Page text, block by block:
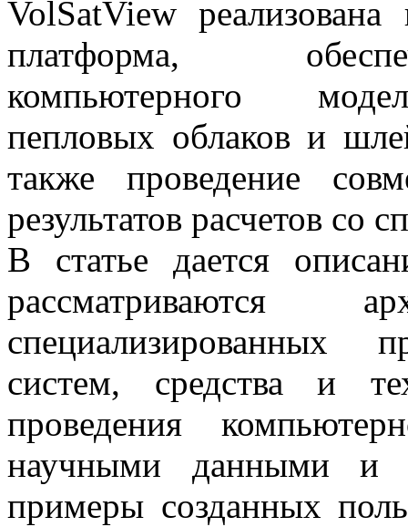
VolSatView реализована
платформа,
компьютерного
пепловых облаков и
также проведение
результатов расчетов со
В статье дается
рассматриваются
специализированных
систем, средства и
проведения
научными данными и
примеры созданных